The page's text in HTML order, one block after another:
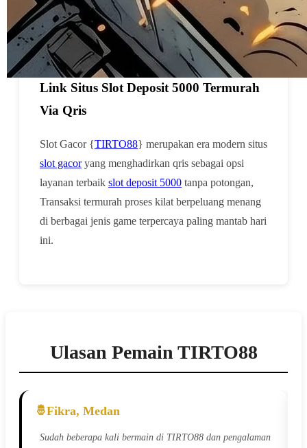
sama.
Artikel TIRTO88
Slot Gacor {TIRTO88} ⚡︎ Era Baru
Link Situs Slot Deposit 5000 Termurah
Via Qris
Slot Gacor {TIRTO88} merupakan era modern situs
slot gacoryang menghadirkan qris sebagai opsi
layanan terbaik slot deposit 5000 tanpa potongan,
Transaksi termurah proses kilat berpeluang menang
di berbagai jenis game terpercaya paling mantab hari
ini.
Ulasan Pemain TIRTO88
Fikra, Medan
Sudah beberapa kali bermain di TIRTO88 dan pengalaman